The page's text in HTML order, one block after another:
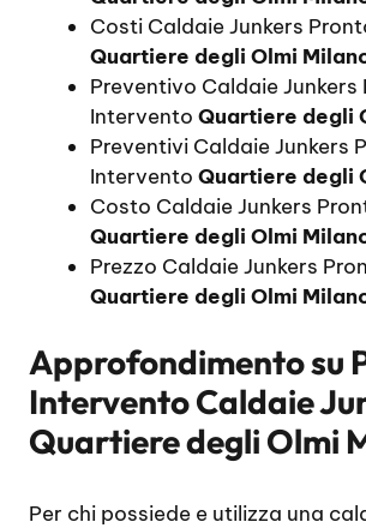
Costi Caldaie Junkers
Quartiere degli Olmi
Preventivo Caldaie Junkers
Intervento Quartiere degli
Preventivi Caldaie Junkers
Intervento Quartiere degli
Costo Caldaie Junkers
Quartiere degli Olmi
Prezzo Caldaie Junkers
Quartiere degli Olmi
Approfondimento su
Intervento Caldaie
Quartiere degli Olmi
Per chi possiede e utilizza una